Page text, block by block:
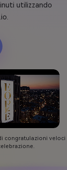
utilizzando
congratulazioni veloci